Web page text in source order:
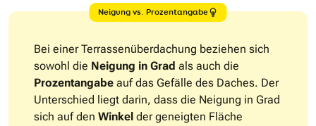
Neigung vs. Prozentangabe
Bei einer Terrassenüberdachung beziehen sich
sowohl die Neigung in Grad als auch die
Prozentangabe auf das Gefälle des Daches. Der
Unterschied liegt darin, dass die Neigung in Grad
sich auf den Winkel der geneigten Fläche